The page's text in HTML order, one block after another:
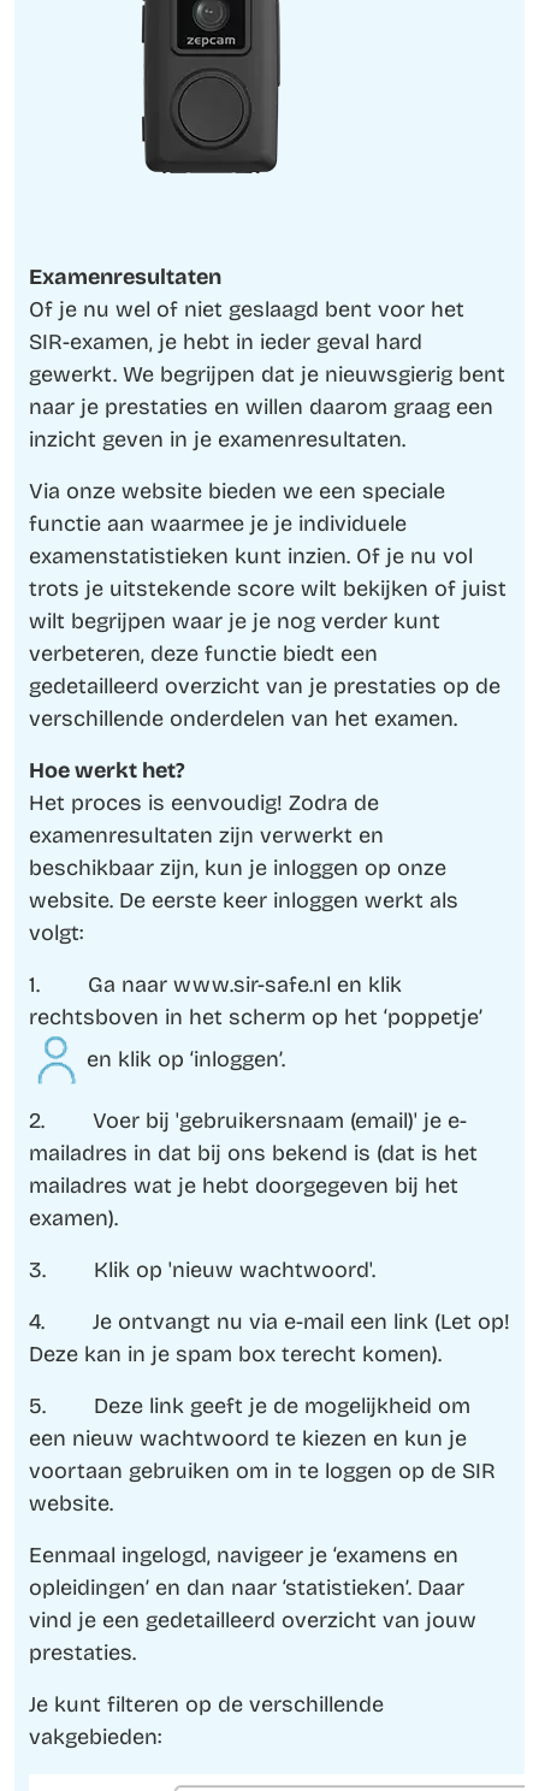
Examenresultaten
Of je nu wel of niet geslaagd bent voor het
SIR-examen, je hebt in ieder geval hard
gewerkt. We begrijpen dat je nieuwsgierig bent
naar je prestaties en willen daarom graag een
inzicht geven in je examenresultaten.
Via onze website bieden we een speciale
functie aan waarmee je je individuele
examenstatistieken kunt inzien. Of je nu vol
trots je uitstekende score wilt bekijken of juist
wilt begrijpen waar je je nog verder kunt
verbeteren, deze functie biedt een
gedetailleerd overzicht van je prestaties op de
verschillende onderdelen van het examen.
Hoe werkt het?
Het proces is eenvoudig! Zodra de
examenresultaten zijn verwerkt en
beschikbaar zijn, kun je inloggen op onze
website. De eerste keer inloggen werkt als
volgt:
1. Ga naar www.sir-safe.nl en klik
rechtsboven in het scherm op het ‘poppetje’
en klik op ‘inloggen’.
2. Voer bij 'gebruikersnaam (email)' je e-
mailadres in dat bij ons bekend is (dat is het
mailadres wat je hebt doorgegeven bij het
examen).
3. Klik op 'nieuw wachtwoord'.
4. Je ontvangt nu via e-mail een link (Let op!
Deze kan in je spam box terecht komen).
5. Deze link geeft je de mogelijkheid om
een nieuw wachtwoord te kiezen en kun je
voortaan gebruiken om in te loggen op de SIR
website.
Eenmaal ingelogd, navigeer je ‘examens en
opleidingen’ en dan naar ‘statistieken’. Daar
vind je een gedetailleerd overzicht van jouw
prestaties.
Je kunt filteren op de verschillende
vakgebieden: